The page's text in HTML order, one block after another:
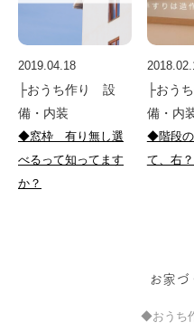
2019.04.18
├おうち作り 設
備・内装
◆窓枠 有り無し選
べるって知ってます
か？
├おう
備・内
◆階段の
て、右
お家づ
◆おうち